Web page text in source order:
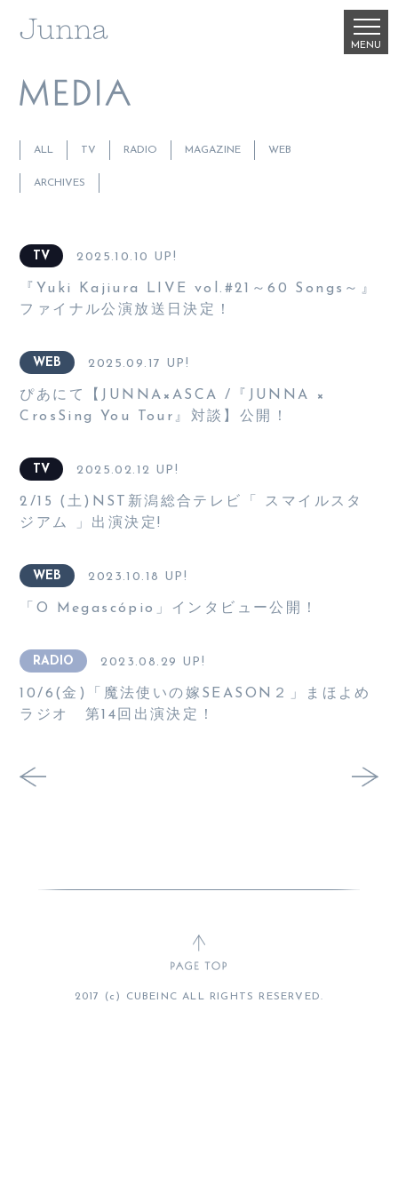
ALL TV RADIO MAGAZINE WEB
ARCHIVES
TV 2025.10.10 UP!
『Yuki Kajiura LIVE vol.#21～60 Songs～』
ファイナル公演放送日決定！
WEB 2025.09.17 UP!
ぴあにて【JUNNA×ASCA /『JUNNA ×
CrosSing You Tour』対談】公開！
TV 2025.02.12 UP!
2/15 (土)NST新潟総合テレビ「 スマイルスタ
ジアム 」出演決定!
WEB 2023.10.18 UP!
「O Megascópio」インタビュー公開！
RADIO 2023.08.29 UP!
10/6(金)「魔法使いの嫁SEASON２」まほよめ
ラジオ 第14回出演決定！
2017 (c) CUBEINC ALL RIGHTS RESERVED.